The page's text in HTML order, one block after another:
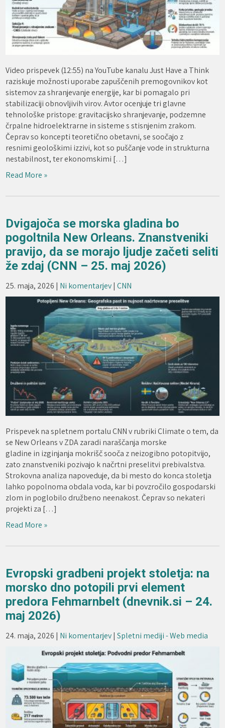
Video prispevek (12:55) na YouTube kanalu Just Have a Think
raziskuje možnosti uporabe zapuščenih premogovnikov kot
sistemov za shranjevanje energije, kar bi pomagalo pri
stabilizaciji obnovljivih virov. Avtor ocenjuje tri glavne
tehnološke pristope: gravitacijsko shranjevanje, podzemne
črpalne hidroelektrarne in sisteme s stisnjenim zrakom.
Čeprav so koncepti teoretično obetavni, se soočajo z
resnimi geološkimi izzivi, kot so puščanje vode in strukturna
nestabilnost, ter ekonomskimi […]
Read More »
Dvigajoča se morska gladina bo
pogoltnila New Orleans. Znanstveniki
pravijo, da se morajo ljudje začeti seliti
že zdaj (CNN – 25. maj 2026)
25. maja, 2026 | Ni komentarjev|CNN
Prispevek na spletnem portalu CNN v rubriki Climate o tem, da
se New Orleans v ZDA zaradi naraščanja morske
gladine in izginjanja mokrišč sooča z neizogibno potopitvijo,
zato znanstveniki pozivajo k načrtni preselitvi prebivalstva.
Strokovna analiza napoveduje, da bi mesto do konca stoletja
lahko popolnoma obdala voda, kar bi povzročilo gospodarski
zlom in poglobilo družbeno neenakost. Čeprav so nekateri
projekti za […]
Read More »
Evropski gradbeni projekt stoletja: na
morsko dno potopili prvi element
predora Fehmarnbelt (dnevnik.si – 24.
maj 2026)
24. maja, 2026 | Ni komentarjev|Spletni mediji - Web media